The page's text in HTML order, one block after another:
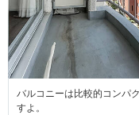
バルコニーは比較的コンパ
すよ。